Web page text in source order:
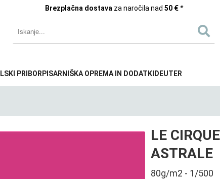
Brezplačna dostava za naročila nad 50 € *
PRIBOR PISARNIŠKA OPREMA IN DODATKI DEUTER
LE
ASTRALE
80g/m2 - 1/500